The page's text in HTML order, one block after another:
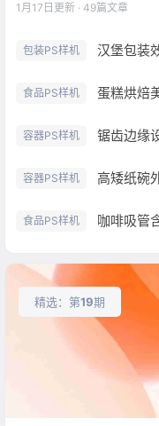
1月17日 更新 · 49篇文章
包装PS样机 汉堡包装
食品PS样机 蛋糕烘焙
容器PS样机 锯齿边缘
容器PS样机 高矮纸碗
食品PS样机 咖啡吸管
精选：第19期